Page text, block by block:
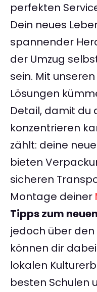
perfekten
Dein neues
spannender
der Umzug
sein. Mit
Lösungen
Detail, damit du
konzentrieren
zählt: deine
bieten
sicheren
Montage deiner
Tipps zum
jedoch über den
können dir
lokalen
besten Schulen